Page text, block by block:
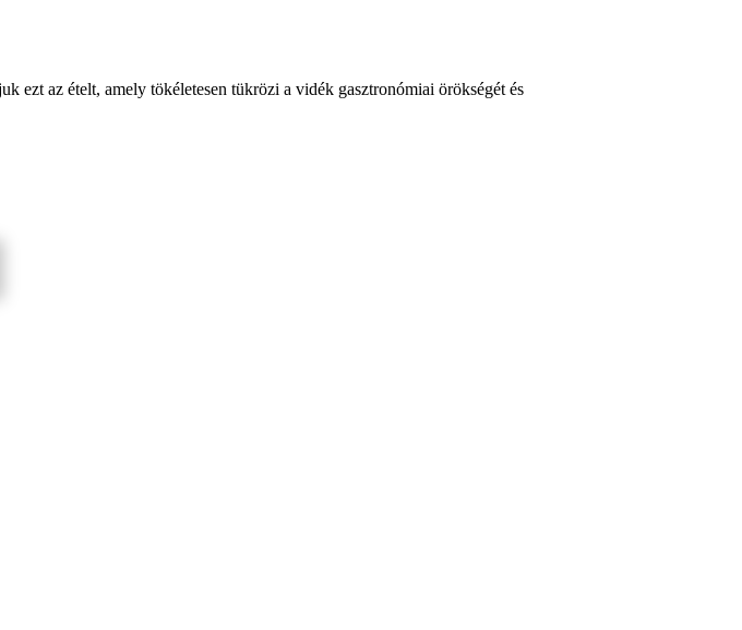
ezt az ételt, amely tökéletesen tükrözi a vidék gasztronómiai örökségét és